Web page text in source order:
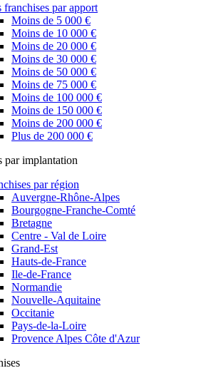
franchises par apport
Moins de 5 000 €
Moins de 10 000 €
Moins de 20 000 €
Moins de 30 000 €
Moins de 50 000 €
Moins de 75 000 €
Moins de 100 000 €
Moins de 150 000 €
Moins de 200 000 €
Plus de 200 000 €
par implantation
par région
Auvergne-Rhône-Alpes
Bourgogne-Franche-Comté
Bretagne
Centre - Val de Loire
Grand-Est
Hauts-de-France
Ile-de-France
Normandie
Nouvelle-Aquitaine
Occitanie
Pays-de-la-Loire
Provence Alpes Côte d'Azur